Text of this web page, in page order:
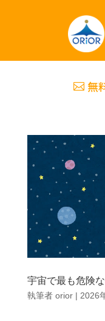
無
宇宙で最も危険
執筆者 orior| 2026